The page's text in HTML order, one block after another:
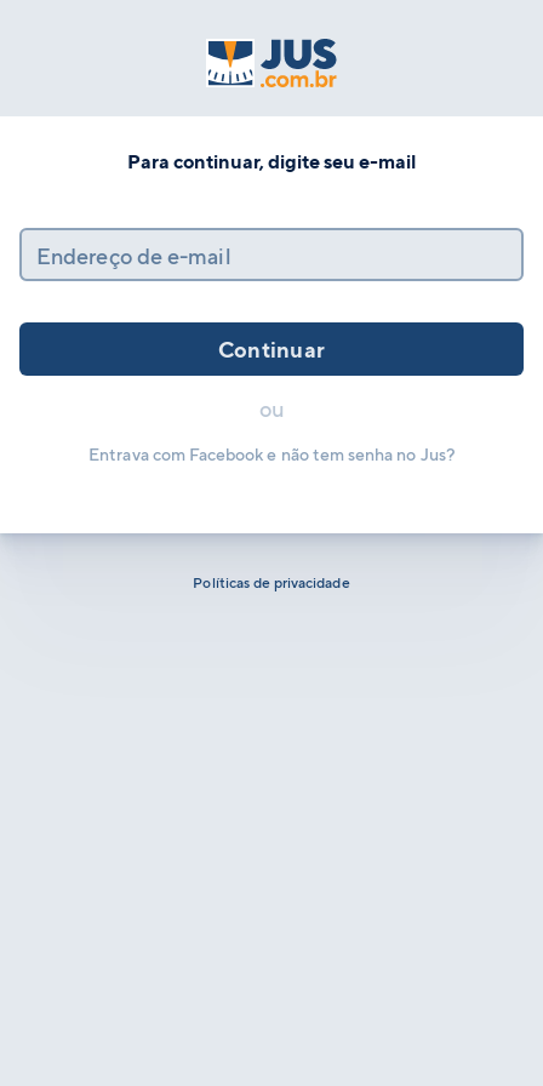
Para continuar, digite seu e-mail
Endereço de e-mail
Continuar
ou
Entrava com Facebook e não tem senha no Jus?
Políticas de privacidade